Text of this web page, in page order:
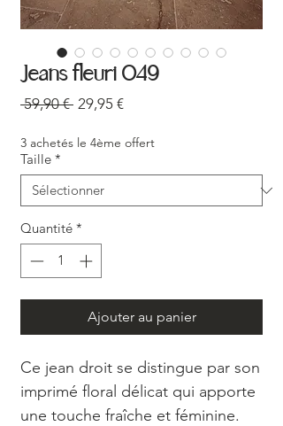
Jeans fleuri 049
59,90 € Prix
29,95 €Prix
3 achetés le 4ème offert
Taille *
Quantité *
Ajouter au panier
Ce jean droit se distingue par son
imprimé floral délicat qui apporte
une touche fraîche et féminine.